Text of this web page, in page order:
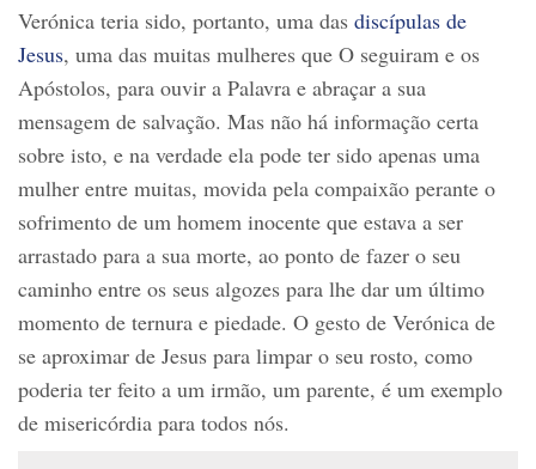
Verónica teria sido, portanto, uma das discípulas de
Jesus, uma das muitas mulheres que O seguiram e os
Apóstolos, para ouvir a Palavra e abraçar a sua
mensagem de salvação. Mas não há informação certa
sobre isto, e na verdade ela pode ter sido apenas uma
mulher entre muitas, movida pela compaixão perante o
sofrimento de um homem inocente que estava a ser
arrastado para a sua morte, ao ponto de fazer o seu
caminho entre os seus algozes para lhe dar um último
momento de ternura e piedade. O gesto de Verónica de
se aproximar de Jesus para limpar o seu rosto, como
poderia ter feito a um irmão, um parente, é um exemplo
de misericórdia para todos nós.